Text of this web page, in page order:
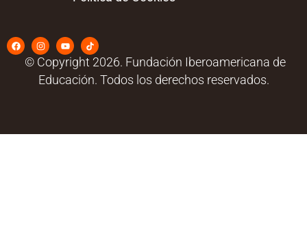
© Copyright 2026. Fundación Iberoamericana de
Educación. Todos los derechos reservados.